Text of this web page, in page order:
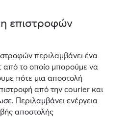
επιστροφών
περιλαμβάνει ένα
από το οποίο μπορούμε να
πότε μια αποστολή
από την courier και
Περιλαμβάνει ενέργεια
αποστολής